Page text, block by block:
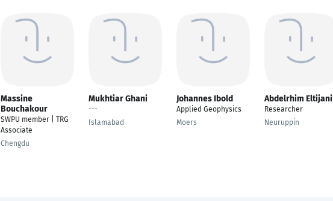
Massine
Bouchakour
SWPU member | TRG
Associate
Chengdu
Mukhtiar Ghani
---
Islamabad
Johannes Ibold
Applied Geophysics
Moers
Abdelrhim Eltijani
Researcher
Neuruppin